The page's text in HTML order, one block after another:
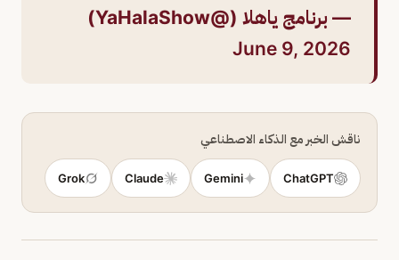
— برنامج ياهلا (@YaHalaShow)
June 9, 2026
ناقش الخبر مع الذكاء الاصطناعي
ChatGPT
Gemini
Claude
Grok